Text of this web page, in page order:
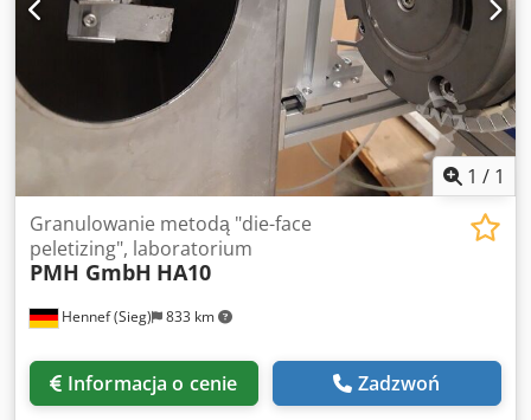
1 / 1
Hennef (Sieg) 833 km
Granulowanie metodą "die-face
peletizing", laboratorium
PMH GmbH HA10
Informacja o cenie Zadzwoń